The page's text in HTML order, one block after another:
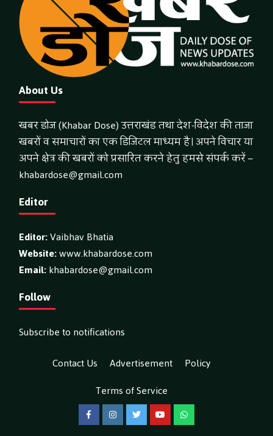
About Us
खबर डोज (Khabar Dose) उत्तराखंड तथा देश-विदेश की ताजा
खबरों व समाचारों का एक डिजिटल माध्यम है। अपने विचार या
अपने क्षेत्र की खबरों को प्रसारित करने हेतु हमसे संपर्क करें –
khabardose@gmail.com
Editor
Editor:Vaibhav Bhatia
Website:www.khabardose.com
Email:khabardose@gmail.com
Follow
Subscribe to notifications
Contact Us
Advertisement
Policy
Terms of Service
FacebookInstagramTwitterYouTubeWhatsApp